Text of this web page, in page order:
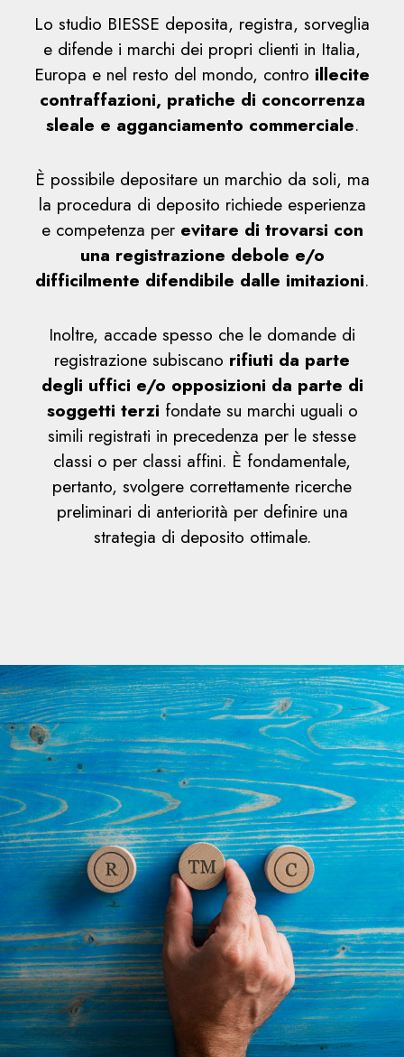
Lo studio BIESSE deposita, registra, sorveglia
e difende i marchi dei propri clienti in Italia,
Europa e nel resto del mondo, contro illecite
contraffazioni, pratiche di concorrenza
sleale e agganciamento commerciale.
È possibile depositare un marchio da soli, ma
la procedura di deposito richiede esperienza
e competenza per evitare di trovarsi con
una registrazione debole e/o
difficilmente difendibile dalle imitazioni.
Inoltre, accade spesso che le domande di
registrazione subiscano rifiuti da parte
degli uffici e/o opposizioni da parte di
soggetti terzi fondate su marchi uguali o
simili registrati in precedenza per le stesse
classi o per classi affini. È fondamentale,
pertanto, svolgere correttamente ricerche
preliminari di anteriorità per definire una
strategia di deposito ottimale.